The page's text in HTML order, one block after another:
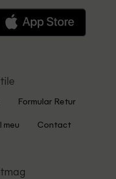
Formular Retur
meu Contact